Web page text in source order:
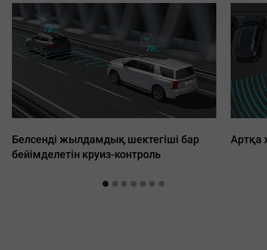
Белсенді жылдамдық шектегіші бар
бейімделетін круиз-контроль
Артқа